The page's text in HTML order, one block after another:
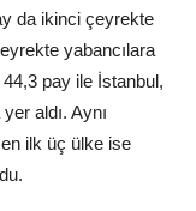
da ikinci çeyrekte
yabancılara
44,3 pay ile İstanbul,
aldı. Aynı
ilk üç ülke ise